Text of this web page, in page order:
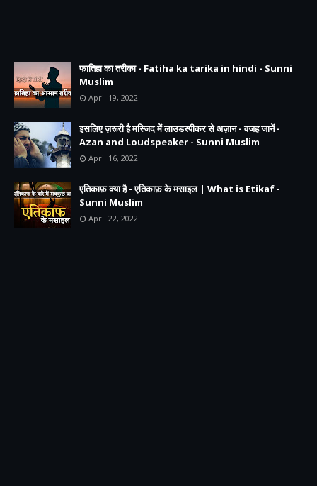
फातिहा का तरीका - Fatiha ka tarika in hindi - Sunni
Muslim
April 19, 2022
इसलिए ज़रूरी है मस्जिद में लाउडस्पीकर से अज़ान - वजह जानें -
Azan and Loudspeaker - Sunni Muslim
April 16, 2022
एतिकाफ़ क्या है - एतिकाफ़ के मसाइल | What is Etikaf -
Sunni Muslim
April 22, 2022